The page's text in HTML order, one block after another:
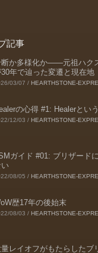
記事
か多様化か――元祖ハク
30年で辿った変遷と現在地
03/07 / HEARTHSTONE-
の心得 #1: Healerとい
12/03 / HEARTHSTONE-
ガイド #01: ブリザード
い
08/05 / HEARTHSTONE-
歴17年の後始末
08/03 / HEARTHSTONE-
量レイオフがもたらしたブ